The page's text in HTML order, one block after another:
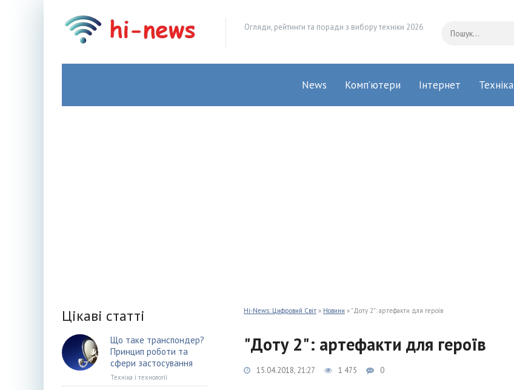
Огляди, рейтинги та поради з вибору техніки 2026
News Комп’ютери Інтернет Техніка
Hi-News: Цифровий Світ » Новини » "Доту 2": артефакти для героїв
"Доту 2": артефакти для героїв
15.04.2018, 21:27 1 475 0
Цікаві статті
Що таке транспондер?
Принцип роботи та
сфери застосування
Техніка і технології